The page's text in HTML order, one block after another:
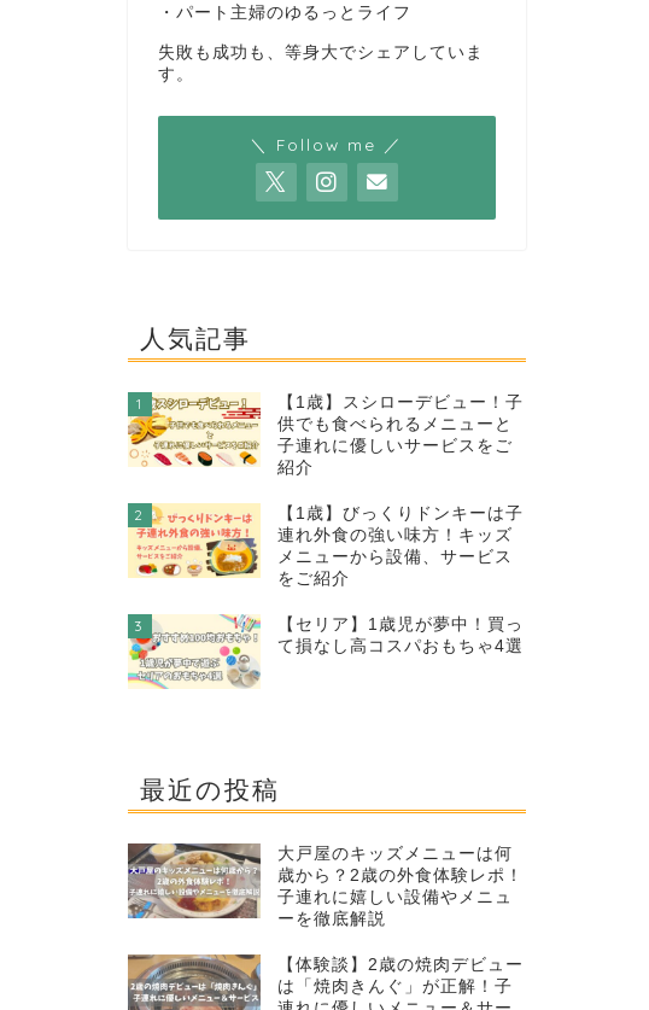
・パート主婦のゆるっとライフ
失敗も成功も、等身大でシェアしていま
す。
＼ Follow me ／
人気記事
1
【1歳】スシローデビュー！子
供でも食べられるメニューと
子連れに優しいサービスをご
紹介
2
【1歳】びっくりドンキーは子
連れ外食の強い味方！キッズ
メニューから設備、サービス
をご紹介
3
【セリア】1歳児が夢中！買っ
て損なし高コスパおもちゃ4選
最近の投稿
大戸屋のキッズメニューは何
歳から？2歳の外食体験レポ！
子連れに嬉しい設備やメニュ
ーを徹底解説
【体験談】2歳の焼肉デビュー
は「焼肉きんぐ」が正解！子